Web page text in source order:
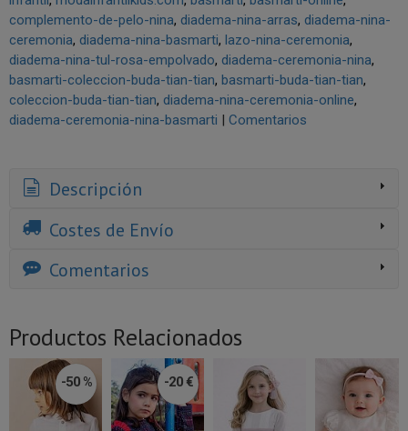
complemento-de-pelo-nina diadema-nina-arras diadema-nina-
ceremonia diadema-nina-basmarti lazo-nina-ceremonia
diadema-nina-tul-rosa-empolvado diadema-ceremonia-nina
basmarti-coleccion-buda-tian-tian basmarti-buda-tian-tian
coleccion-buda-tian-tian diadema-nina-ceremonia-online
diadema-ceremonia-nina-basmarti | Comentarios
Descripción
Costes de Envío
Comentarios
Productos Relacionados
-50 % -20 €